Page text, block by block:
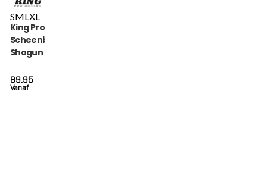
SML XL
King Pro Boxing
Scheenbeschermers
Shogun (KPB SG
Vanaf
69.95